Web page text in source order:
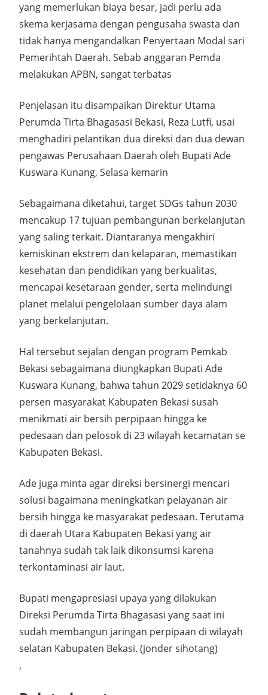
yang memerlukan biaya besar, jadi perlu ada
skema kerjasama dengan pengusaha swasta dan
tidak hanya mengandalkan Penyertaan Modal sari
Pemerihtah Daerah. Sebab anggaran Pemda
melakukan APBN, sangat terbatas
Penjelasan itu disampaikan Direktur Utama
Perumda Tirta Bhagasasi Bekasi, Reza Lutfi, usai
menghadiri pelantikan dua direksi dan dua dewan
pengawas Perusahaan Daerah oleh Bupati Ade
Kuswara Kunang, Selasa kemarin
Sebagaimana diketahui, target SDGs tahun 2030
mencakup 17 tujuan pembangunan berkelanjutan
yang saling terkait. Diantaranya mengakhiri
kemiskinan ekstrem dan kelaparan, memastikan
kesehatan dan pendidikan yang berkualitas,
mencapai kesetaraan gender, serta melindungi
planet melalui pengelolaan sumber daya alam
yang berkelanjutan.
Hal tersebut sejalan dengan program Pemkab
Bekasi sebagaimana diungkapkan Bupati Ade
Kuswara Kunang, bahwa tahun 2029 setidaknya 60
persen masyarakat Kabupaten Bekasi susah
menikmati air bersih perpipaan hingga ke
pedesaan dan pelosok di 23 wilayah kecamatan se
Kabupaten Bekasi.
Ade juga minta agar direksi bersinergi mencari
solusi bagaimana meningkatkan pelayanan air
bersih hingga ke masyarakat pedesaan. Terutama
di daerah Utara Kabupaten Bekasi yang air
tanahnya sudah tak laik dikonsumsi karena
terkontaminasi air laut.
Bupati mengapresiasi upaya yang dilakukan
Direksi Perumda Tirta Bhagasasi yang saat ini
sudah membangun jaringan perpipaan di wilayah
selatan Kabupaten Bekasi. (jonder sihotang)
,